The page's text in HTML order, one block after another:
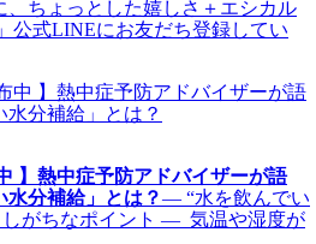
、ちょっとした嬉しさ＋エシカル
公式LINEにお友だち登録してい
】熱中症予防アドバイザーが語
分補給」とは？― “水を飲んでい
しがちなポイント ― 気温や湿度が